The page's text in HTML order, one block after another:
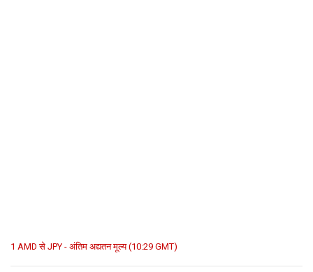
1 AMD से JPY - अंतिम अद्यतन मूल्य (10:29 GMT)